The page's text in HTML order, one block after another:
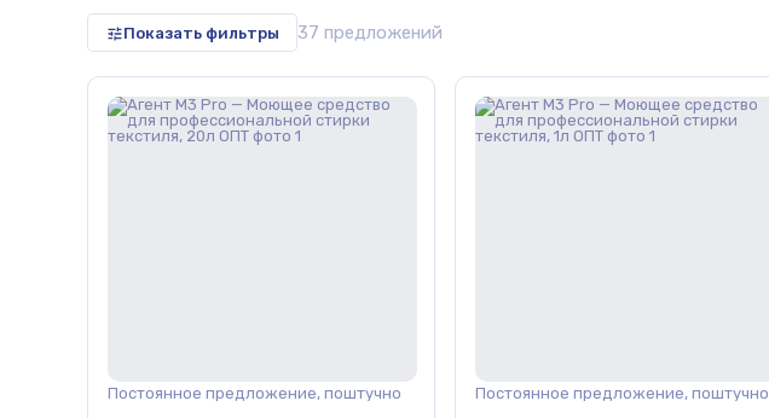
Показать фильтры 37 предложений
Постоянное предложение, поштучно Постоянное предложение, поштучно